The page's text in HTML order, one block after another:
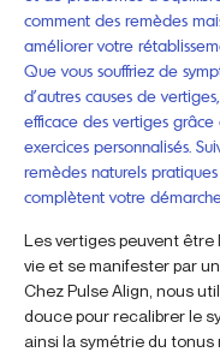
comment des remèdes
améliorer votre
Que vous souffriez de
d’autres causes de
efficace des vertiges
exercices personnalisés.
remèdes naturels
complètent votre
Les vertiges peuvent être
vie et se manifester par
Chez Pulse Align, nous
douce pour recalibrer le
ainsi la symétrie du